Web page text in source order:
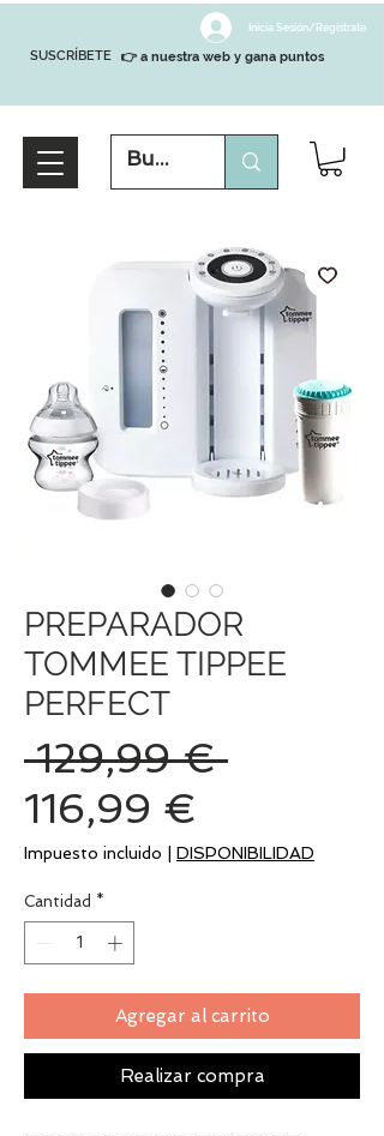
SUSCRÍBETE
Inicia Sesión/Regístrate
👉 a nuestra web y gana puntos
PREPARADOR
TOMMEE TIPPEE
PERFECT
129,99 € Precio
116,99 €
de
Impuesto incluido DISPONIBILIDAD
Cantidad *
Agregar al carrito
Realizar compra